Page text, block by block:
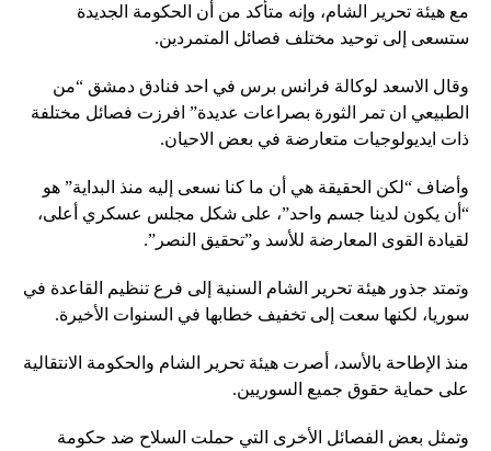
مع هيئة تحرير الشام، وإنه متأكد من أن الحكومة الجديدة
ستسعى إلى توحيد مختلف فصائل المتمردين.
وقال الاسعد لوكالة فرانس برس في احد فنادق دمشق “من
الطبيعي ان تمر الثورة بصراعات عديدة” افرزت فصائل مختلفة
ذات ايديولوجيات متعارضة في بعض الاحيان.
وأضاف “لكن الحقيقة هي أن ما كنا نسعى إليه منذ البداية” هو
“أن يكون لدينا جسم واحد”، على شكل مجلس عسكري أعلى،
لقيادة القوى المعارضة للأسد و”تحقيق النصر”.
وتمتد جذور هيئة تحرير الشام السنية إلى فرع تنظيم القاعدة في
سوريا، لكنها سعت إلى تخفيف خطابها في السنوات الأخيرة.
منذ الإطاحة بالأسد، أصرت هيئة تحرير الشام والحكومة الانتقالية
على حماية حقوق جميع السوريين.
وتمثل بعض الفصائل الأخرى التي حملت السلاح ضد حكومة